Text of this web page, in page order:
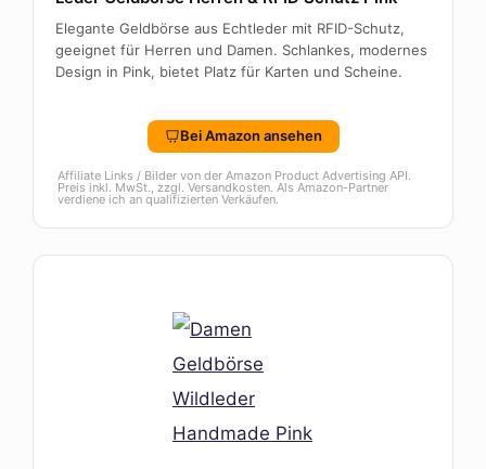
Elegante Geldbörse aus Echtleder mit RFID-Schutz,
geeignet für Herren und Damen. Schlankes, modernes
Design in Pink, bietet Platz für Karten und Scheine.
Bei Amazon ansehen
Affiliate Links / Bilder von der Amazon Product Advertising API.
Preis inkl. MwSt., zzgl. Versandkosten. Als Amazon-Partner
verdiene ich an qualifizierten Verkäufen.